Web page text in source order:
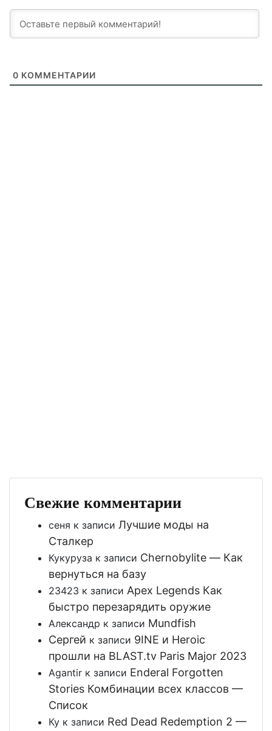
0 КОММЕНТАРИИ
Свежие комментарии
сеня к записи Лучшие моды на
Сталкер
Кукуруза к записи Chernobylite — Как
вернуться на базу
23423 к записи Apex Legends Как
быстро перезарядить оружие
Александр к записи Mundfish
Сергей к записи 9INE и Heroic
прошли на BLAST.tv Paris Major 2023
Agantir к записи Enderal Forgotten
Stories Комбинации всех классов —
Список
Ку к записи Red Dead Redemption 2 —